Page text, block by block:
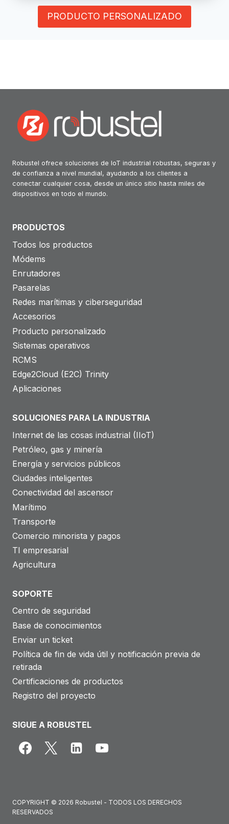
PRODUCTO PERSONALIZADO
Robustel ofrece soluciones de IoT industrial robustas, seguras y
de confianza a nivel mundial, ayudando a los clientes a
conectar cualquier cosa, desde un único sitio hasta miles de
dispositivos en todo el mundo.
PRODUCTOS
Todos los productos
Módems
Enrutadores
Pasarelas
Redes marítimas y ciberseguridad
Accesorios
Producto personalizado
Sistemas operativos
RCMS
Edge2Cloud (E2C) Trinity
Aplicaciones
SOLUCIONES PARA LA INDUSTRIA
Internet de las cosas industrial (IIoT)
Petróleo, gas y minería
Energía y servicios públicos
Ciudades inteligentes
Conectividad del ascensor
Marítimo
Transporte
Comercio minorista y pagos
TI empresarial
Agricultura
SOPORTE
Centro de seguridad
Base de conocimientos
Enviar un ticket
Política de fin de vida útil y notificación previa de
retirada
Certificaciones de productos
Registro del proyecto
SIGUE A ROBUSTEL
COPYRIGHT © 2026 Robustel - TODOS LOS DERECHOS
RESERVADOS